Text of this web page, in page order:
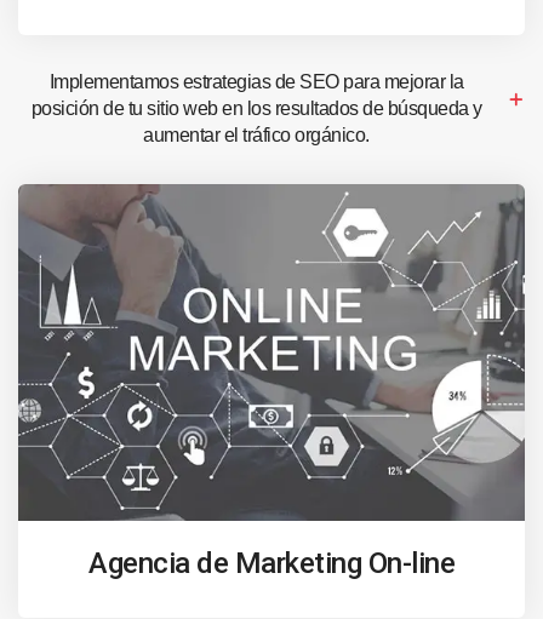
Implementamos estrategias de SEO para mejorar la
posición de tu sitio web en los resultados de búsqueda y
aumentar el tráfico orgánico.
Agencia de Marketing On-line